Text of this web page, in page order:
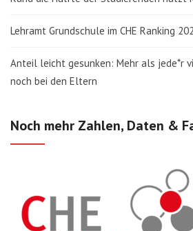
Lehramt Grundschule im CHE Ranking
Anteil leicht gesunken: Mehr als jede*r
noch bei den Eltern
Noch mehr Zahlen, Daten &